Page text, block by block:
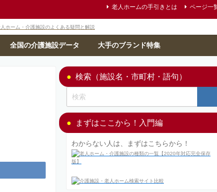
老人ホームの手引きとは ページ一
全国の介護施設データ 大手のブランド特集
検索（施設名・市町村・語句）
まずはここから！入門編
わからない人は、まずはこちらから！